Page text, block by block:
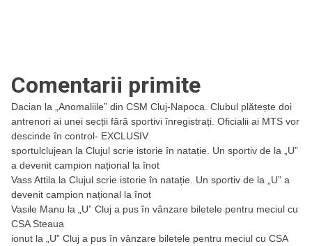
Comentarii primite
Dacian la
„Anomaliile” din CSM Cluj-Napoca. Clubul plătește doi
antrenori ai unei secții fără sportivi înregistrați. Oficialii ai MTS vor
descinde în control- EXCLUSIV
sportulclujean la Clujul scrie istorie în natație. Un sportiv de la „U”
a devenit campion național la înot
Vass Attila la Clujul scrie istorie în natație. Un sportiv de la „U” a
devenit campion național la înot
Vasile Manu la
„U” Cluj a pus în vânzare biletele pentru meciul cu
CSA Steaua
ionut la
„U” Cluj a pus în vânzare biletele pentru meciul cu CSA